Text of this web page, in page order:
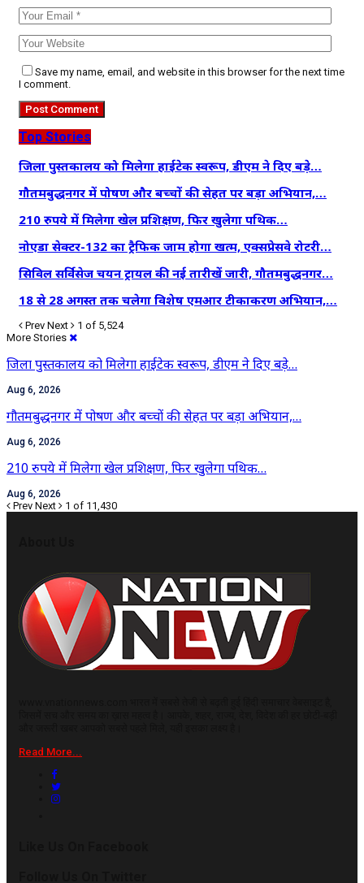
Save my name, email, and website in this browser for the next time
I comment.
Top Stories
जिला पुस्तकालय को मिलेगा हाईटेक स्वरूप, डीएम ने दिए बड़े…
गौतमबुद्धनगर में पोषण और बच्चों की सेहत पर बड़ा अभियान,…
210 रुपये में मिलेगा खेल प्रशिक्षण, फिर खुलेगा पथिक…
नोएडा सेक्टर-132 का ट्रैफिक जाम होगा खत्म, एक्सप्रेसवे रोटरी…
सिविल सर्विसेज चयन ट्रायल की नई तारीखें जारी, गौतमबुद्धनगर…
18 से 28 अगस्त तक चलेगा विशेष एमआर टीकाकरण अभियान,…
Prev Next
1 of 5,524
More Stories
जिला पुस्तकालय को मिलेगा हाईटेक स्वरूप, डीएम ने दिए बड़े…
Aug 6, 2026
गौतमबुद्धनगर में पोषण और बच्चों की सेहत पर बड़ा अभियान,…
Aug 6, 2026
210 रुपये में मिलेगा खेल प्रशिक्षण, फिर खुलेगा पथिक…
Aug 6, 2026
Prev Next 1 of 11,430
Read More...